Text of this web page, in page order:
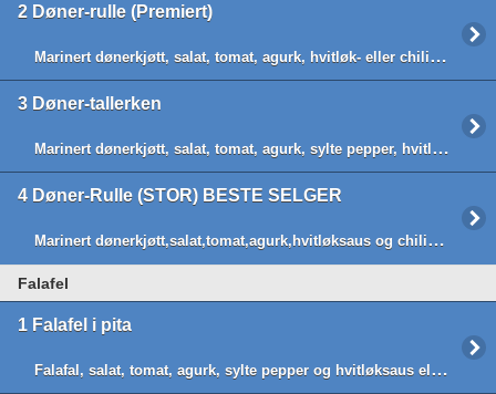
2 Døner-rulle (Premiert)
Marinert dønerkjøtt, salat, tomat, agurk, hvitløk- eller chilisaus og lefsebrød
3 Døner-tallerken
Marinert dønerkjøtt, salat, tomat, agurk, sylte pepper, hvitløk- eller chilisaus og chips
4 Døner-Rulle (STOR) BESTE SELGER
Marinert dønerkjøtt,salat,tomat,agurk,hvitløksaus og chilisaus- lefsebrød(BESTE SELGER)
Falafel
1 Falafel i pita
Falafal, salat, tomat, agurk, sylte pepper og hvitløksaus eller Chilisaus